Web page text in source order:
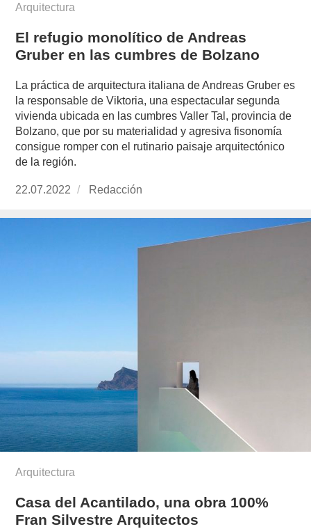
Arquitectura
El refugio monolítico de Andreas
Gruber en las cumbres de Bolzano
La práctica de arquitectura italiana de Andreas Gruber es
la responsable de Viktoria, una espectacular segunda
vivienda ubicada en las cumbres Valler Tal, provincia de
Bolzano, que por su materialidad y agresiva fisonomía
consigue romper con el rutinario paisaje arquitectónico
de la región.
Publicado
22.07.2022 https://www.experimenta.es/author/redaccion/
Redacción
Arquitectura
Casa del Acantilado, una obra 100%
Fran Silvestre Arquitectos